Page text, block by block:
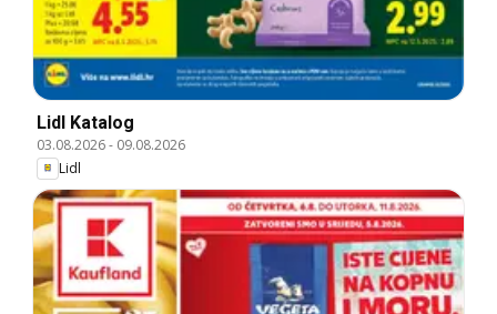
Lidl Katalog
03.08.2026- 09.08.2026
Lidl